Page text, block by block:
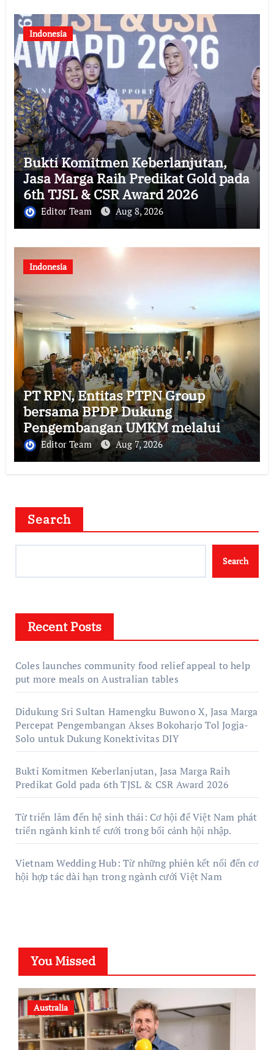
Indonesia
Bukti Komitmen Keberlanjutan,
Jasa Marga Raih Predikat Gold pada
6th TJSL & CSR Award 2026
Editor Team Aug 8, 2026
Indonesia
PT RPN, Entitas PTPN Group
bersama BPDP Dukung
Pengembangan UMKM melalui
Workshop Pangan Sehat Berbasis
Minyak Sawit
Editor Team Aug 7, 2026
Search
Search
Recent Posts
Coles launches community food relief appeal to help
put more meals on Australian tables
Didukung Sri Sultan Hamengku Buwono X, Jasa Marga
Percepat Pengembangan Akses Bokoharjo Tol Jogja-
Solo untuk Dukung Konektivitas DIY
Bukti Komitmen Keberlanjutan, Jasa Marga Raih
Predikat Gold pada 6th TJSL & CSR Award 2026
Từ triển lãm đến hệ sinh thái: Cơ hội để Việt Nam phát
triển ngành kinh tế cưới trong bối cảnh hội nhập.
Vietnam Wedding Hub: Từ những phiên kết nối đến cơ
hội hợp tác dài hạn trong ngành cưới Việt Nam
You Missed
Australia